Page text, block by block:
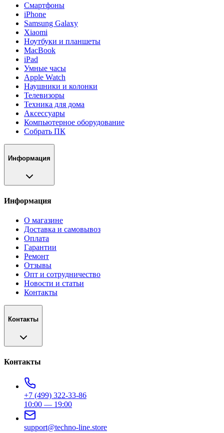
Смартфоны
iPhone
Samsung Galaxy
Xiaomi
Ноутбуки и планшеты
MacBook
iPad
Умные часы
Apple Watch
Наушники и колонки
Телевизоры
Техника для дома
Аксессуары
Компьютерное оборудование
Собрать ПК
Информация
Информация
О магазине
Доставка и самовывоз
Оплата
Гарантии
Ремонт
Отзывы
Опт и сотрудничество
Новости и статьи
Контакты
Контакты
Контакты
+7 (499) 322-33-86
10:00 — 19:00
support@techno-line.store